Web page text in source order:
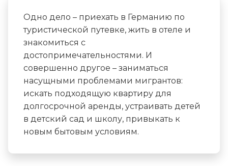
Одно дело – приехать в Германию по
туристической путевке, жить в отеле и
знакомиться с
достопримечательностями. И
совершенно другое – заниматься
насущными проблемами мигрантов:
искать подходящую квартиру для
долгосрочной аренды, устраивать детей
в детский сад и школу, привыкать к
новым бытовым условиям.